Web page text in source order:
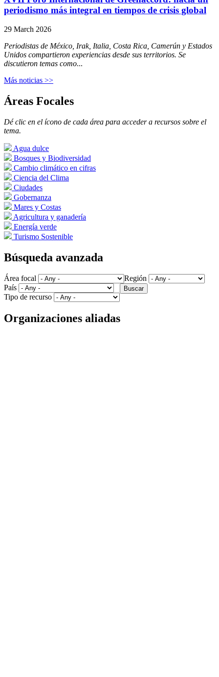
periodismo más integral en tiempos de crisis global
29 March 2026
Periodistas de México, Irak, Italia, Costa Rica, Camerún y Estados
Unidos compartieron experiencias desde sus territorios. Se
discutieron temas como...
Más noticias >>
Áreas Focales
Dé clic en el ícono de cada área para acceder a recursos sobre el
tema.
Agua dulce
Bosques y Biodiversidad
Cambio climático en cifras
Ciencia del Clima
Ciudades
Gobernanza
Mares y Costas
Agricultura y ganadería
Energía verde
Turismo Sostenible
Búsqueda avanzada
Área focal
Región
País
Tipo de recurso
Organizaciones aliadas